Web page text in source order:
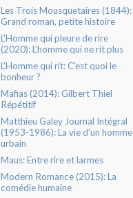
Les Trois Mousquetaires (1844):
Grand roman, petite histoire
L'Homme qui pleure de rire
(2020): L’homme qui ne rit plus
L'Homme qui rit: C'est quoi le
bonheur ?
Mafias (2014): Gilbert Thiel
Répétitif
Matthieu Galey Journal Intégral
(1953-1986): La vie d’un homme
urbain
Maus: Entre rire et larmes
Modern Romance (2015): La
comédie humaine